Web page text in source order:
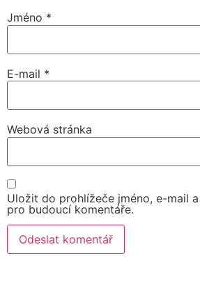
Jméno *
E-mail *
Webová stránka
Uložit do prohlížeče jméno, e-mail
pro budoucí komentáře.